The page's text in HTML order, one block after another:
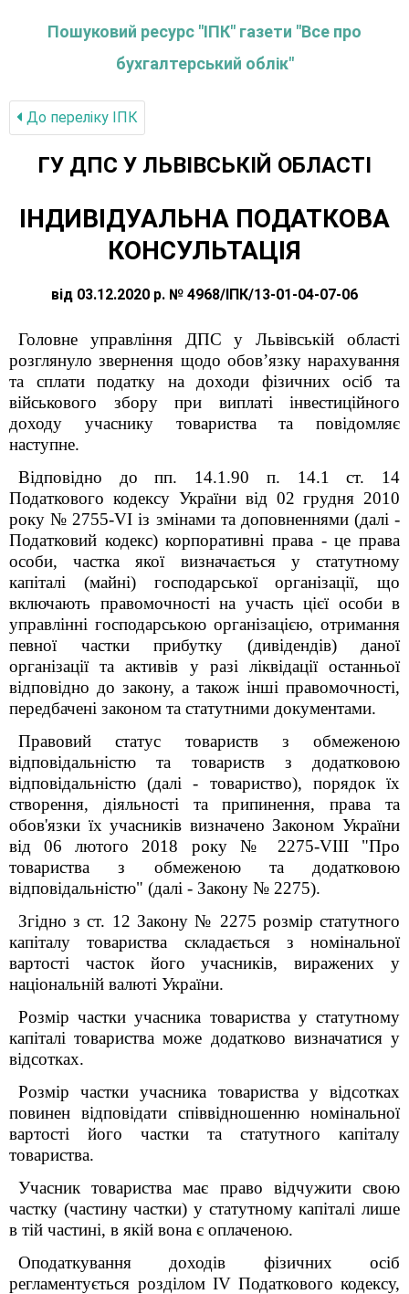
Пошуковий ресурс "ІПК" газети "Все про
бухгалтерський облік"
До переліку IПК
ГУ ДПС У ЛЬВІВСЬКІЙ ОБЛАСТІ
ІНДИВІДУАЛЬНА ПОДАТКОВА
КОНСУЛЬТАЦІЯ
від 03.12.2020 р. № 4968/ІПК/13-01-04-07-06
Головне управління ДПС у Львівській області
розглянуло звернення щодо обов’язку нарахування
та сплати податку на доходи фізичних осіб та
військового збору при виплаті інвестиційного
доходу учаснику товариствата повідомляє
наступне.
Відповідно до пп. 14.1.90 п. 14.1 ст. 14
Податкового кодексу України від 02 грудня 2010
року № 2755-VI із змінами та доповненнями (далі -
Податковий кодекс) корпоративні права - це права
особи, частка якої визначається у статутному
капіталі (майні) господарської організації, що
включають правомочності на участь цієї особи в
управлінні господарською організацією, отримання
певної частки прибутку (дивідендів) даної
організації та активів у разі ліквідації останньої
відповідно до закону, а також інші правомочності,
передбачені законом та статутними документами.
Правовий статус товариств з обмеженою
відповідальністю та товариств з додатковою
відповідальністю (далі - товариство), порядок їх
створення, діяльності та припинення, права та
обов'язки їх учасників визначено Законом України
від 06 лютого 2018 року №
2275-VIII "Про
товариства з обмеженою та додатковою
відповідальністю" (далі - Закону № 2275).
Згідно з ст. 12 Закону № 2275 розмір статутного
капіталу товариства складається з номінальної
вартості часток його учасників, виражених у
національній валюті України.
Розмір частки учасника товариства у статутному
капіталі товариства може додатково визначатися у
відсотках.
Розмір частки учасника товариства у відсотках
повинен відповідати співвідношенню номінальної
вартості його частки та статутного капіталу
товариства.
Учасник товариства має право відчужити свою
частку (частину частки) у статутному капіталі лише
в тій частині, в якій вона є оплаченою.
Оподаткування доходів фізичних осіб
регламентується розділом IV Податкового кодексу,